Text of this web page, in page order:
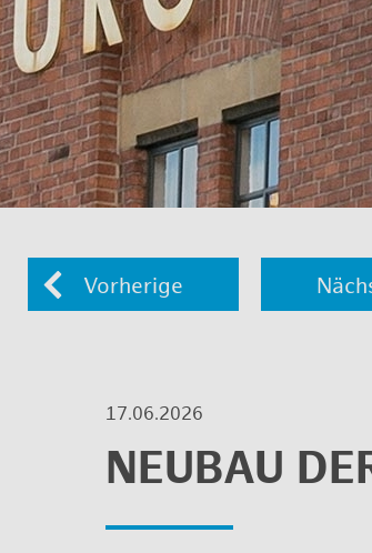
Vor­he­ri­ge
17.06.2026
NEU­BAU